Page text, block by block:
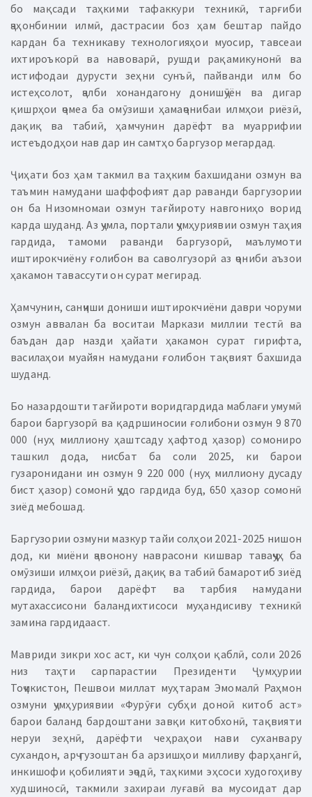
бо мақсади таҳкими тафаккури техникӣ, тарғиби
ҷаҳонбинии илмӣ, дастрасии боз ҳам бештар пайдо
кардан ба техникаву технологияҳои муосир, тавсеаи
ихтироъкорӣ ва навоварӣ, рушди рақамикунонӣ ва
истифодаи дурусти зеҳни сунъӣ, пайванди илм бо
истеҳсолот, ҷалби хонандагону донишҷӯён ва дигар
қишрҳои ҷомеа ба омӯзиши ҳамаҷонибаи илмҳои риёзӣ,
дақиқ ва табиӣ, ҳамчунин дарёфт ва муаррифии
истеъдодҳои нав дар ин самтҳо баргузор мегардад.
Ҷиҳати боз ҳам такмил ва таҳким бахшидани озмун ва
таъмин намудани шаффофият дар раванди баргузории
он ба Низомномаи озмун тағйироту навгониҳо ворид
карда шуданд. Аз ҷумла, портали ҷумҳуриявии озмун таҳия
гардида, тамоми раванди баргузорӣ, маълумоти
иштирокчиёну ғолибон ва саволгузорӣ аз ҷониби аъзои
ҳакамон тавассути он сурат мегирад.
Ҳамчунин, санҷиши дониши иштирокчиёни даври чоруми
озмун аввалан ба воситаи Маркази миллии тестӣ ва
баъдан дар назди ҳайати ҳакамон сурат гирифта,
василаҳои муайян намудани ғолибон тақвият бахшида
шуданд.
Бо назардошти тағйироти воридгардида маблағи умумӣ
барои баргузорӣ ва қадршиносии ғолибони озмун 9 870
000 (нуҳ миллиону ҳаштсаду ҳафтод ҳазор) сомониро
ташкил дода, нисбат ба соли 2025, ки барои
гузаронидани ин озмун 9 220 000 (нуҳ миллиону дусаду
бист ҳазор) сомонӣ ҷудо гардида буд, 650 ҳазор сомонӣ
зиёд мебошад.
Баргузории озмуни мазкур тайи солҳои 2021-2025 нишон
дод, ки миёни ҷавонону наврасони кишвар таваҷҷуҳ ба
омӯзиши илмҳои риёзӣ, дақиқ ва табиӣ бамаротиб зиёд
гардида, барои дарёфт ва тарбия намудани
мутахассисони баландихтисоси муҳандисиву техникӣ
замина гардидааст.
Мавриди зикри хос аст, ки чун солҳои қаблӣ, соли 2026
низ таҳти cарпарастии Президенти Ҷумҳурии
Тоҷикистон, Пешвои миллат муҳтарам Эмомалӣ Раҳмон
озмуни ҷумҳуриявии «Фурӯғи субҳи доноӣ китоб аст»
барои баланд бардоштани завқи китобхонӣ, тақвияти
неруи зеҳнӣ, дарёфти чеҳраҳои нави суханвару
сухандон, арҷ гузоштан ба арзишҳои милливу фарҳангӣ,
инкишофи қобилияти эҷодӣ, таҳкими эҳсоси худогоҳиву
худшиносӣ, такмили захираи луғавӣ ва мусоидат дар